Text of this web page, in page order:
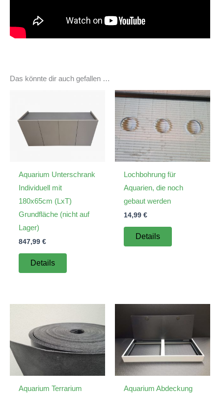
Das könnte dir auch gefallen …
Aquarium Unterschrank
Individuell mit
180x65cm (LxT)
Grundfläche (nicht auf
Lager)
847,99 €
Details
Lochbohrung für
Aquarien, die noch
gebaut werden
14,99 €
Details
Aquarium Terrarium
Aquarium Abdeckung